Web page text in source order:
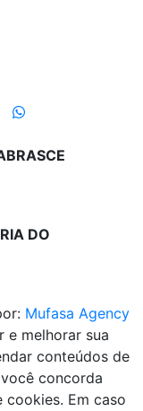
DO
Mufasa Agency
e melhorar sua
conteúdos de
concorda
Em caso